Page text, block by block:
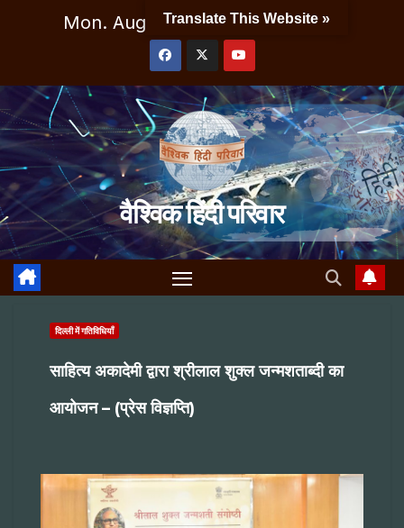
Mon. Aug 10th, 2026 3:54:20 AM
वैश्विक हिंदी परिवार
दिल्ली में गतिविधियाँ
साहित्य अकादेमी द्वारा श्रीलाल शुक्ल जन्मशताब्दी का
आयोजन – (प्रेस विज्ञप्ति)
Translate This Website »